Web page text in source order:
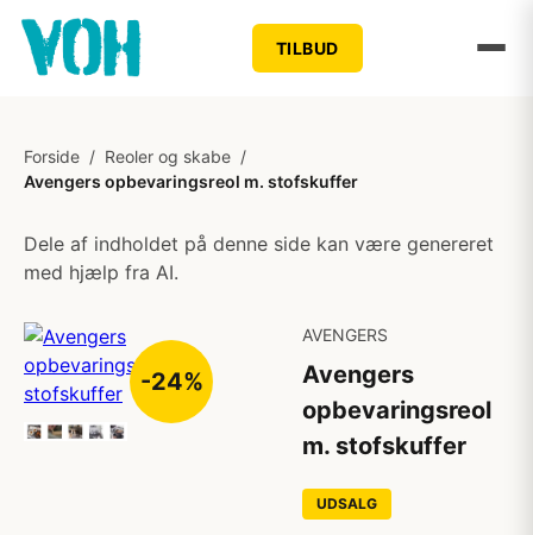
TILBUD
Forside / Reoler og skabe /
Avengers opbevaringsreol m. stofskuffer
Dele af indholdet på denne side kan være genereret
med hjælp fra AI.
-24%
AVENGERS
Avengers
opbevaringsreol
m. stofskuffer
UDSALG